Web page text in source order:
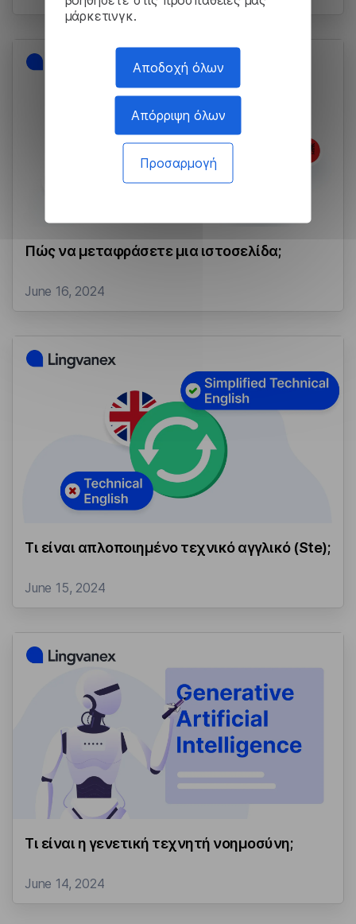
μάρκετινγκ.
Αποδοχή όλων
Απόρριψη όλων
Προσαρμογή
Πώς να μεταφράσετε μια ιστοσελίδα;
June 16, 2024
Τι είναι απλοποιημένο τεχνικό αγγλικό (Ste);
June 15, 2024
Τι είναι η γενετική τεχνητή νοημοσύνη;
June 14, 2024